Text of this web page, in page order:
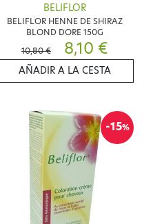
BELIFLOR
BELIFLOR HENNE DE SHIRAZ
BLOND DORE 150G
10,80 €
8,10 €
AÑADIR A LA CESTA
-15%